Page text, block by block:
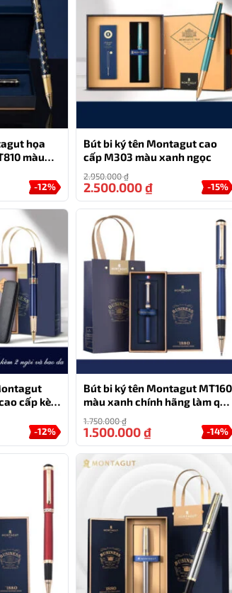
hãng màu đen dập
là tượng trưng cho sự lịch thiệp và sang
là một tác phẩm nghệ thuật.
HỖ TRỢ
của hãng
năng viết mà còn là một món quà tặng lý
đựng cao cấp và túi giấy sang trọng, tạo
họa
màu
-12%
Bút bi ký tên Montagut cao
cấp M303 màu xanh ngọc
2.950.000₫
-15%
2.500.000₫
cấp kèm
-12%
Bút bi ký tên Montagut MT160
màu xanh chính hãng làm quà
tặng
1.750.000₫
-14%
1.500.000₫